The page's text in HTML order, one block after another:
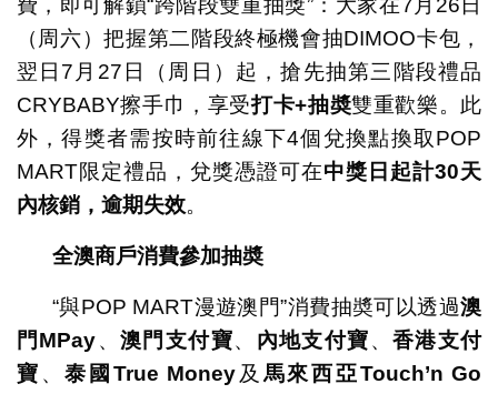
費，即可解鎖“跨階段雙重抽獎”：大家在7月26日
（周六）把握第二階段終極機會抽DIMOO卡包，
翌日7月27日（周日）起，搶先抽第三階段禮品
CRYBABY擦手巾，享受打卡+抽奬雙重歡樂。此
外，得獎者需按時前往線下4個兌換點換取POP
MART限定禮品，兌獎憑證可在中獎日起計30天
內核銷，逾期失效。
全澳商戶消費參加抽奬
“與POP MART漫遊澳門”消費抽奬可以透過澳
門 MPay、澳門支付寶、 內地支付寶、香港支付
寶 、泰國 True Money及 馬來西亞Touch’n Go